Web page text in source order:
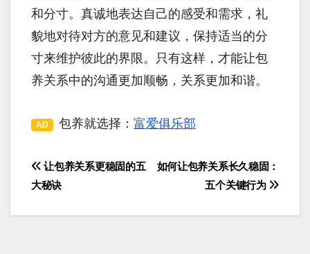
和分寸。真诚地表达自己的感受和需求，礼
貌地对待对方的意见和建议，保持适当的分
寸来维护彼此的界限。只有这样，才能让包
养关系中的沟通更加顺畅，关系更加和谐。
AD 包养就选择： 富爱俱乐部
文
导
如何让包养关系长久稳固：
五个关键行为
让包养关系更稳固的五
大秘诀